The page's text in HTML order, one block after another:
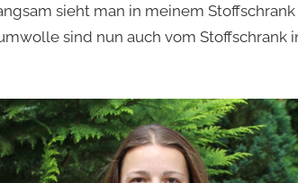
sieht man in meinem
sind nun auch vom Stoffschrank